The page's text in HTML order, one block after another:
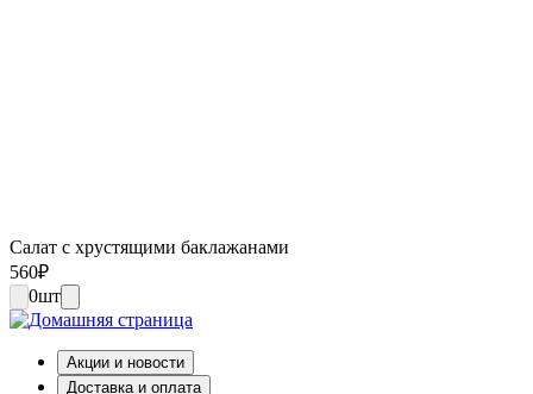
Салат с хрустящими баклажанами
560₽
0шт
Акции и новости
Доставка и оплата